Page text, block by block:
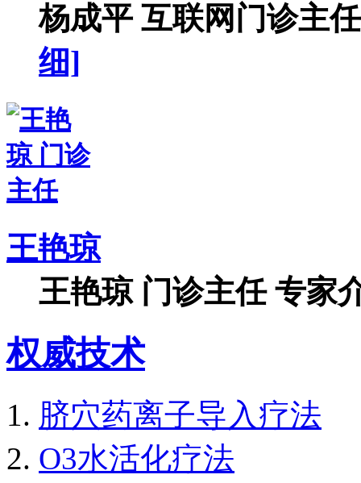
杨成平 互联网门诊主
细]
王艳琼
王艳琼 门诊主任 专家
权威技术
脐穴药离子导入疗法
O3水活化疗法